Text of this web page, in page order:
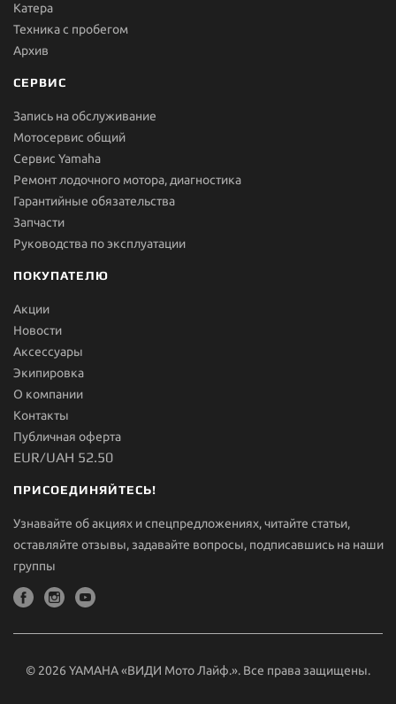
Катера
Техника с пробегом
Архив
СЕРВИС
Запись на обслуживание
Мотосервис общий
Сервис Yamaha
Ремонт лодочного мотора, диагностика
Гарантийные обязательства
Запчасти
Руководства по эксплуатации
ПОКУПАТЕЛЮ
Акции
Новости
Aксессуары
Экипировка
О компании
Контакты
Публичная оферта
EUR/UAH 52.50
ПРИСОЕДИНЯЙТЕСЬ!
Узнавайте об акциях и спецпредложениях, читайте статьи,
оставляйте отзывы, задавайте вопросы, подписавшись на наши
группы
© 2026 YAMAHA «ВИДИ Мото Лайф.». Все права защищены.